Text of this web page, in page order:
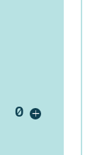
+Voeg ticket